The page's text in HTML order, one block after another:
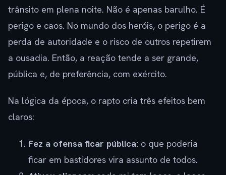
trânsito em plena noite. Não é apenas barulho. É
perigo e caos. No mundo dos heróis, o perigo é a
perda de autoridade e o risco de outros repetirem
a ousadia. Então, a reação tende a ser grande,
pública e, de preferência, com exército.
Na lógica da época, o rapto cria três efeitos bem
claros:
Fez a ofensa ficar pública: o que poderia
ficar em bastidores vira assunto de todos.